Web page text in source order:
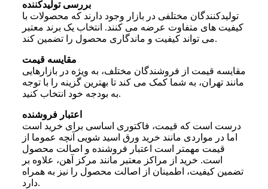
بررسی تولیدکننده
تولیدکنندگان مختلفی در بازار وجود دارند که محصولات با
کیفیت های متفاوت عرضه می کنند. انتخاب یک برند معتبر
می تواند کیفیت و ماندگاری محصول را تضمین کند.
مقایسه قیمت
مقایسه قیمت از فروشندگان مختلف، به ویژه در بازارهایی
مانند تهران، به شما کمک می کند تا بهترین گزینه را با توجه
به بودجه خود انتخاب کنید.
اعتبار فروشنده
درست است که قیمت، فاکتوری اساسی برای خرید است
اما در مواردی مانند خرید ورق اسید شویی آنچه عموما از
قیمت مهمتر است اعتبار فروشنده و اصالت محصول
است. خرید از مراکز معتبر مانند مرکز آهن، علاوه بر
تضمین کیفیت، اطمینان از اصالت محصول را نیز به همراه
دارد.